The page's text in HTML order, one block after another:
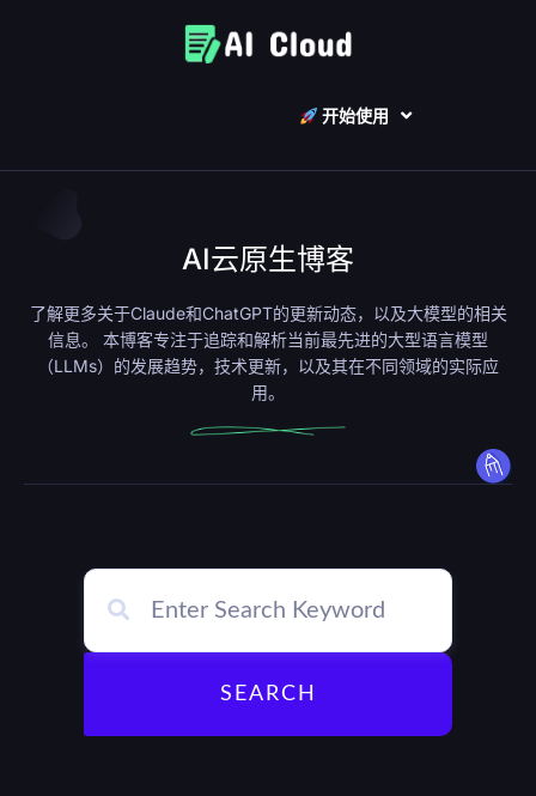
开始使用
AI云原生博客
了解更多关于Claude和ChatGPT的更新动态，以及大模型的相关
信息。 本博客专注于追踪和解析当前最先进的大型语言模型
（LLMs）的发展趋势，技术更新，以及其在不同领域的实际应
用。
SEARCH